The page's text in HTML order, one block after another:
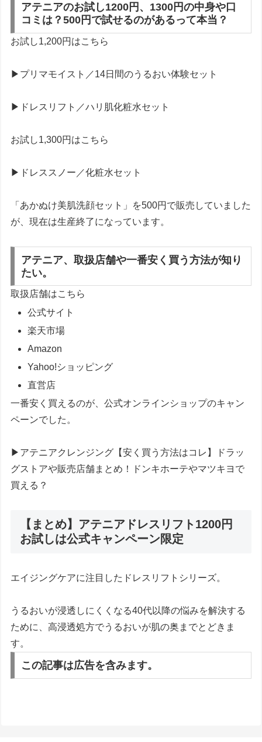
アテニアのお試し1200円、1300円の中身や口
コミは？500円で試せるのがあるって本当？
お試し1,200円はこちら
▶プリマモイスト／14日間のうるおい体験セット
▶ドレスリフト／ハリ肌化粧水セット
お試し1,300円はこちら
▶ドレススノー／化粧水セット
「あかぬけ美肌洗顔セット」を500円で販売していました
が、現在は生産終了になっています。
アテニア、取扱店舗や一番安く買う方法が知り
たい。
取扱店舗はこちら
公式サイト
楽天市場
Amazon
Yahoo!ショッピング
直営店
一番安く買えるのが、公式オンラインショップのキャン
ペーンでした。
▶アテニアクレンジング【安く買う方法はコレ】ドラッ
グストアや販売店舗まとめ！ドンキホーテやマツキヨで
買える？
【まとめ】アテニアドレスリフト1200円
お試しは公式キャンペーン限定
エイジングケアに注目したドレスリフトシリーズ。
うるおいが浸透しにくくなる40代以降の悩みを解決する
ために、高浸透処方でうるおいが肌の奥までとどきま
す。
この記事は広告を含みます。